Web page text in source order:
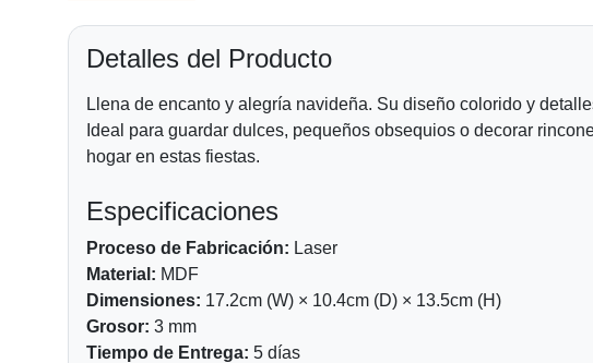
Detalles del Producto
Llena de encanto y alegría navideña. Su diseño colorido y
Ideal para guardar dulces, pequeños obsequios o decorar
hogar en estas fiestas.
Especificaciones
Proceso de Fabricación: Laser
Material: MDF
Dimensiones: 17.2cm (W) × 10.4cm (D) × 13.5cm (H)
Grosor: 3 mm
Tiempo de Entrega: 5 días